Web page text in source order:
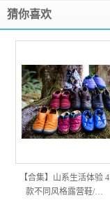
猜你喜欢
【合集】山系生活体验 4
款不同风格露营鞋/…